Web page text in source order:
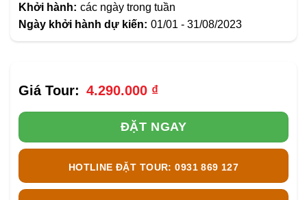
Khởi hành: các ngày trong tuần
Ngày khởi hành dự kiến: 01/01 - 31/08/2023
4.290.000 ₫
ĐẶT NGAY
HOTLINE ĐẶT TOUR: 0931 869 127